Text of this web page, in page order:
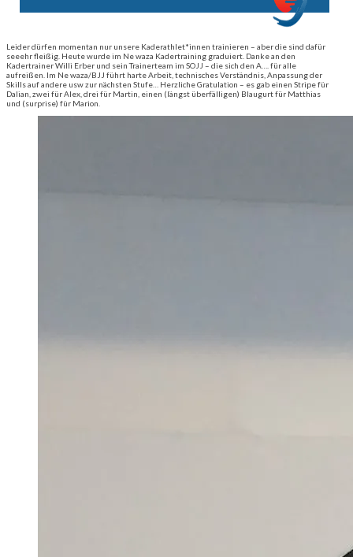
Leider dürfen momentan nur unsere Kaderathlet*innen trainieren – aber die sind dafür
seeehr fleißig. Heute wurde im Ne waza Kadertraining graduiert. Danke an den
Kadertrainer Willi Erber und sein Trainerteam im SOJJ – die sich den A…. für alle
aufreißen. Im Ne waza/BJJ führt harte Arbeit, technisches Verständnis, Anpassung der
Skills auf andere usw zur nächsten Stufe… Herzliche Gratulation – es gab einen Stripe für
Dalian, zwei für Alex, drei für Martin, einen (längst überfälligen) Blaugurt für Matthias
und (surprise) für Marion.